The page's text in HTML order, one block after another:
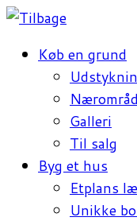
Køb en grund
Galleri
Til salg
Byg et hus
Etplans
Unikke